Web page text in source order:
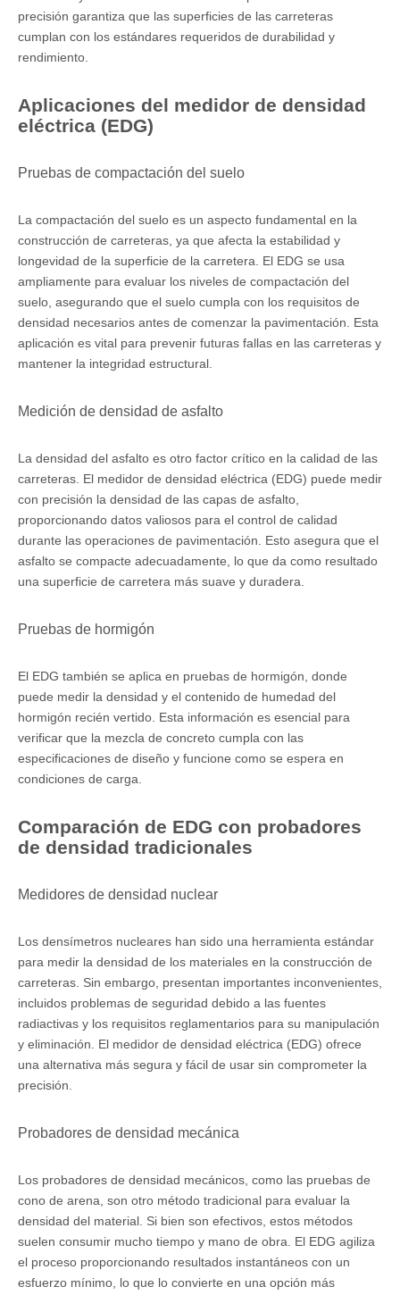
precisión garantiza que las superficies de las carreteras
cumplan con los estándares requeridos de durabilidad y
rendimiento.
Aplicaciones del medidor de densidad
eléctrica (EDG)
Pruebas de compactación del suelo
La compactación del suelo es un aspecto fundamental en la
construcción de carreteras, ya que afecta la estabilidad y
longevidad de la superficie de la carretera. El EDG se usa
ampliamente para evaluar los niveles de compactación del
suelo, asegurando que el suelo cumpla con los requisitos de
densidad necesarios antes de comenzar la pavimentación. Esta
aplicación es vital para prevenir futuras fallas en las carreteras y
mantener la integridad estructural.
Medición de densidad de asfalto
La densidad del asfalto es otro factor crítico en la calidad de las
carreteras. El medidor de densidad eléctrica (EDG) puede medir
con precisión la densidad de las capas de asfalto,
proporcionando datos valiosos para el control de calidad
durante las operaciones de pavimentación. Esto asegura que el
asfalto se compacte adecuadamente, lo que da como resultado
una superficie de carretera más suave y duradera.
Pruebas de hormigón
El EDG también se aplica en pruebas de hormigón, donde
puede medir la densidad y el contenido de humedad del
hormigón recién vertido. Esta información es esencial para
verificar que la mezcla de concreto cumpla con las
especificaciones de diseño y funcione como se espera en
condiciones de carga.
Comparación de EDG con probadores
de densidad tradicionales
Medidores de densidad nuclear
Los densímetros nucleares han sido una herramienta estándar
para medir la densidad de los materiales en la construcción de
carreteras. Sin embargo, presentan importantes inconvenientes,
incluidos problemas de seguridad debido a las fuentes
radiactivas y los requisitos reglamentarios para su manipulación
y eliminación. El medidor de densidad eléctrica (EDG) ofrece
una alternativa más segura y fácil de usar sin comprometer la
precisión.
Probadores de densidad mecánica
Los probadores de densidad mecánicos, como las pruebas de
cono de arena, son otro método tradicional para evaluar la
densidad del material. Si bien son efectivos, estos métodos
suelen consumir mucho tiempo y mano de obra. El EDG agiliza
el proceso proporcionando resultados instantáneos con un
esfuerzo mínimo, lo que lo convierte en una opción más